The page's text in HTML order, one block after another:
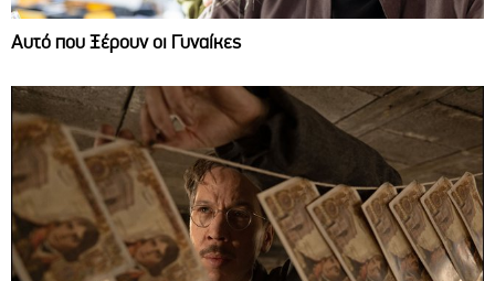
Αυτό που Ξέρουν οι Γυναίκες